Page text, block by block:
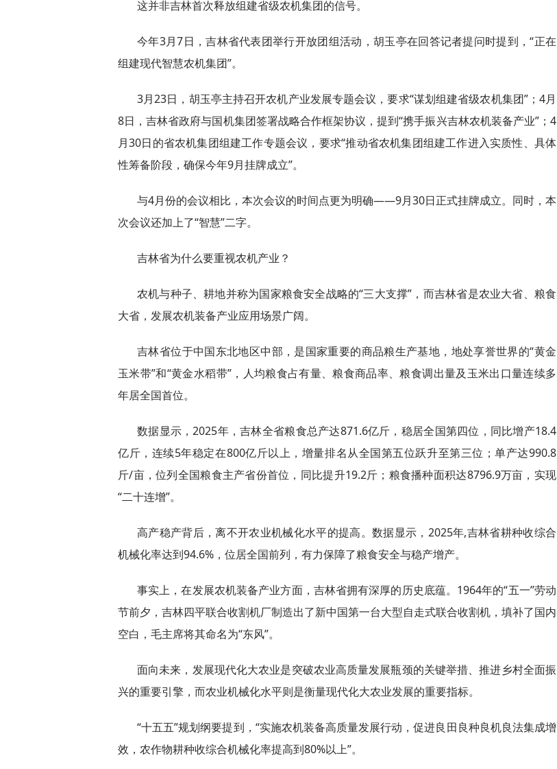
这并非吉林首次释放组建省级农机集团的信号。
今年3月7日，吉林省代表团举行开放团组活动，胡玉亭在回答记者提问时提到，“正在
组建现代智慧农机集团”。
3月23日，胡玉亭主持召开农机产业发展专题会议，要求“谋划组建省级农机集团”；4月
8日，吉林省政府与国机集团签署战略合作框架协议，提到“携手振兴吉林农机装备产业”；4
月30日的省农机集团组建工作专题会议，要求“推动省农机集团组建工作进入实质性、具体
性筹备阶段，确保今年9月挂牌成立”。
与4月份的会议相比，本次会议的时间点更为明确——9月30日正式挂牌成立。同时，本
次会议还加上了“智慧”二字。
吉林省为什么要重视农机产业？
农机与种子、耕地并称为国家粮食安全战略的“三大支撑”，而吉林省是农业大省、粮食
大省，发展农机装备产业应用场景广阔。
吉林省位于中国东北地区中部，是国家重要的商品粮生产基地，地处享誉世界的“黄金
玉米带”和“黄金水稻带”，人均粮食占有量、粮食商品率、粮食调出量及玉米出口量连续多
年居全国首位。
数据显示，2025年，吉林全省粮食总产达871.6亿斤，稳居全国第四位，同比增产18.4
亿斤，连续5年稳定在800亿斤以上，增量排名从全国第五位跃升至第三位；单产达990.8
斤/亩，位列全国粮食主产省份首位，同比提升19.2斤；粮食播种面积达8796.9万亩，实现
“二十连增”。
高产稳产背后，离不开农业机械化水平的提高。数据显示，2025年,吉林省耕种收综合
机械化率达到94.6%，位居全国前列，有力保障了粮食安全与稳产增产。
事实上，在发展农机装备产业方面，吉林省拥有深厚的历史底蕴。1964年的“五一”劳动
节前夕，吉林四平联合收割机厂制造出了新中国第一台大型自走式联合收割机，填补了国内
空白，毛主席将其命名为“东风”。
面向未来，发展现代化大农业是突破农业高质量发展瓶颈的关键举措、推进乡村全面振
兴的重要引擎，而农业机械化水平则是衡量现代化大农业发展的重要指标。
“十五五”规划纲要提到，“实施农机装备高质量发展行动，促进良田良种良机良法集成增
效，农作物耕种收综合机械化率提高到80%以上”。